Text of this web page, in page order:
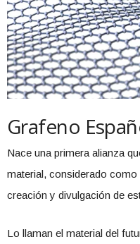
Grafeno
Nace una primera alianza
material, considerado
creación y divulgación de
Lo llaman el material del